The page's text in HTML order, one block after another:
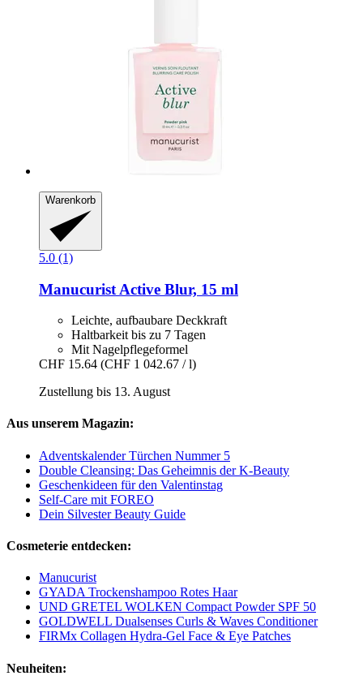
Warenkorb
5.0 (1)
Manucurist Active Blur, 15 ml
Leichte, aufbaubare Deckkraft
Haltbarkeit bis zu 7 Tagen
Mit Nagelpflegeformel
CHF 15.64 (CHF 1 042.67 / l)
Zustellung bis 13. August
Aus unserem Magazin:
Adventskalender Türchen Nummer 5
Double Cleansing: Das Geheimnis der K-Beauty
Geschenkideen für den Valentinstag
Self-Care mit FOREO
Dein Silvester Beauty Guide
Cosmeterie entdecken:
Manucurist
GYADA Trockenshampoo Rotes Haar
UND GRETEL WOLKEN Compact Powder SPF 50
GOLDWELL Dualsenses Curls & Waves Conditioner
FIRMx Collagen Hydra-Gel Face & Eye Patches
Neuheiten: